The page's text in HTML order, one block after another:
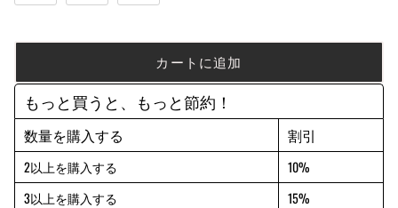
カートに追加
もっと買うと、もっと節約！
数量を購入する 割引
2以上を購入する
10%
3以上を購入する
15%